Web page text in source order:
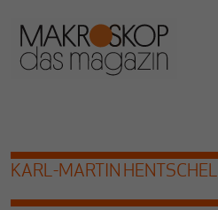
KARL-MARTIN HENTSCHEL